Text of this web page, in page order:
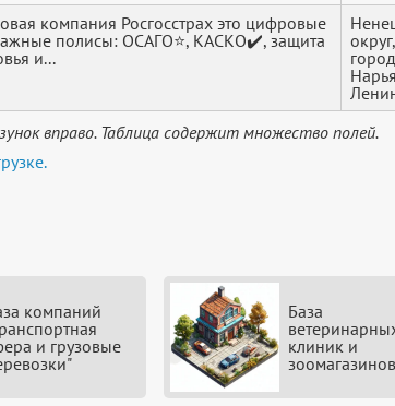
компания Росгосстрах это цифровые
полисы: ОСАГО⭐, КАСКО✔️, защита
и...
вправо. Таблица содержит множество полей.
компаний
и грузовые
База
клиник и
зоомагазинов